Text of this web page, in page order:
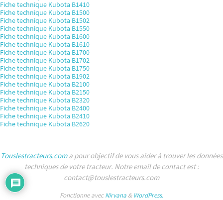
Fiche technique Kubota B1410
Fiche technique Kubota B1500
Fiche technique Kubota B1502
Fiche technique Kubota B1550
Fiche technique Kubota B1600
Fiche technique Kubota B1610
Fiche technique Kubota B1700
Fiche technique Kubota B1702
Fiche technique Kubota B1750
Fiche technique Kubota B1902
Fiche technique Kubota B2100
Fiche technique Kubota B2150
Fiche technique Kubota B2320
Fiche technique Kubota B2400
Fiche technique Kubota B2410
Fiche technique Kubota B2620
Touslestracteurs.coma pour objectif de vous aider à trouver les données
techniques de votre tracteur. Notre email de contact est :
contact@touslestracteurs.com
Fonctionne avecNirvana & WordPress.